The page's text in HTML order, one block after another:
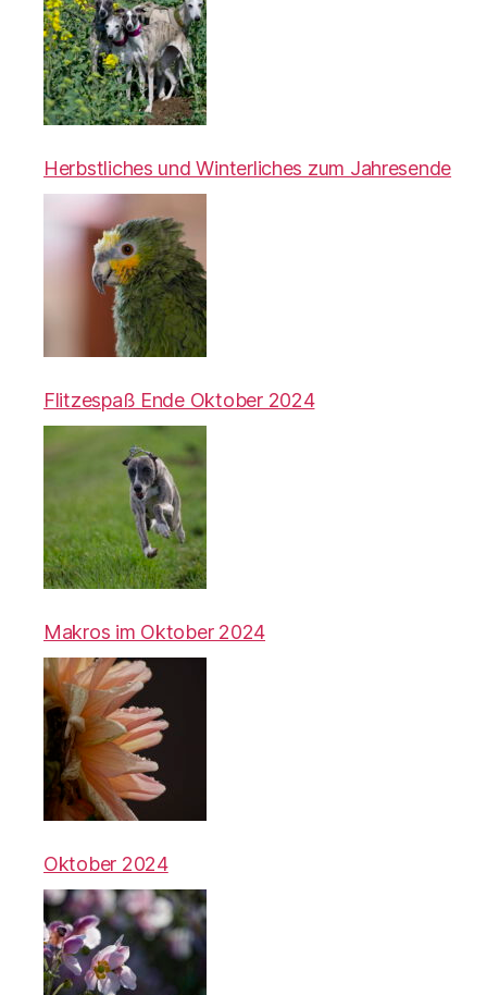
Herbstliches und Winterliches zum Jahresende
Flitzespaß Ende Oktober 2024
Makros im Oktober 2024
Oktober 2024